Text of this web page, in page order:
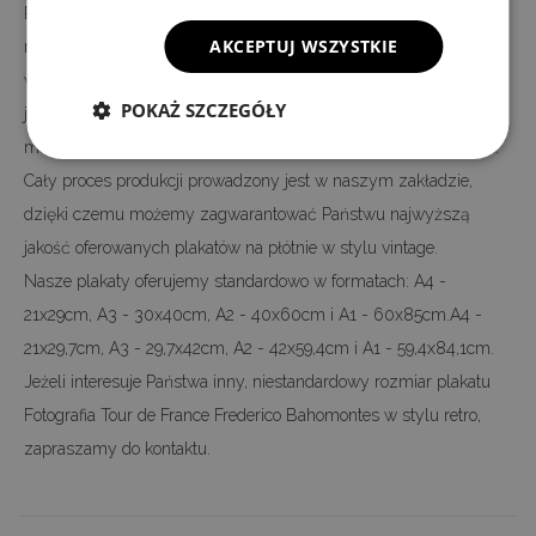
Plakat Fotografia Tour de France Frederico Bahomontes jest
nadrukowany na wysokiej jakości płótnie, a nie na papierze - jak
większość plakatów oferowanych na rynku. Nadruk wykonany
jest w technologii cyfrowej, dzięki czemu w 100 procentach,
możemy odwzorować kolory i szczegóły oryginalnego motywu.
Cały proces produkcji prowadzony jest w naszym zakładzie,
dzięki czemu możemy zagwarantować Państwu najwyższą
jakość oferowanych plakatów na płótnie w stylu vintage.
Nasze plakaty oferujemy standardowo w formatach: A4 -
21x29cm, A3 - 30x40cm, A2 - 40x60cm i A1 - 60x85cm.A4 -
21x29,7cm, A3 - 29,7x42cm, A2 - 42x59,4cm i A1 - 59,4x84,1cm.
Jeżeli interesuje Państwa inny, niestandardowy rozmiar plakatu
Fotografia Tour de France Frederico Bahomontes w stylu retro,
zapraszamy do kontaktu.
AKCEPTUJ WSZYSTKIE
POKAŻ SZCZEGÓŁY